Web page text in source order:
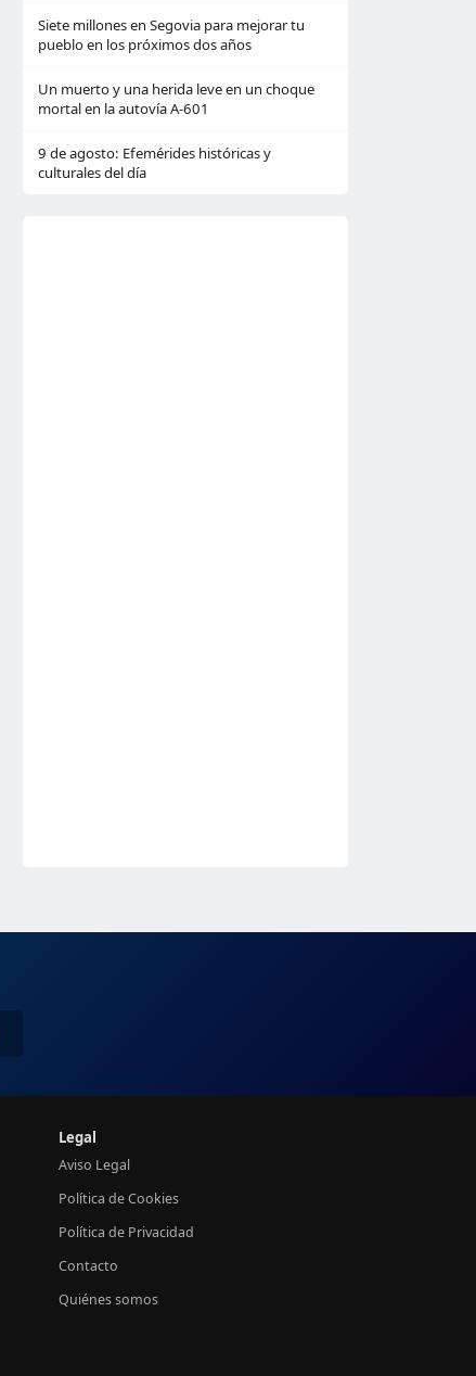
Siete millones en Segovia para mejorar tu
pueblo en los próximos dos años
Un muerto y una herida leve en un choque
mortal en la autovía A-601
9 de agosto: Efemérides históricas y
culturales del día
Legal
Aviso Legal
Política de Cookies
Política de Privacidad
Contacto
Quiénes somos